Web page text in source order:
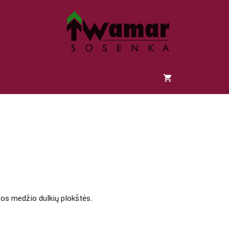
medžio dulkių plokštės.